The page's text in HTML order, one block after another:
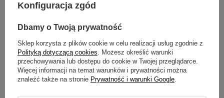
OPINIE (0)
Konfiguracja zgód
Dbamy o Twoją prywatność
Sklep korzysta z plików cookie w celu realizacji usług zgodnie z
Polityką dotyczącą cookies . Możesz określić warunki
przechowywania lub dostępu do cookie w Twojej przeglądarce.
Więcej informacji na temat warunków i prywatności można
znaleźć także na stronie Prywatność i warunki Google